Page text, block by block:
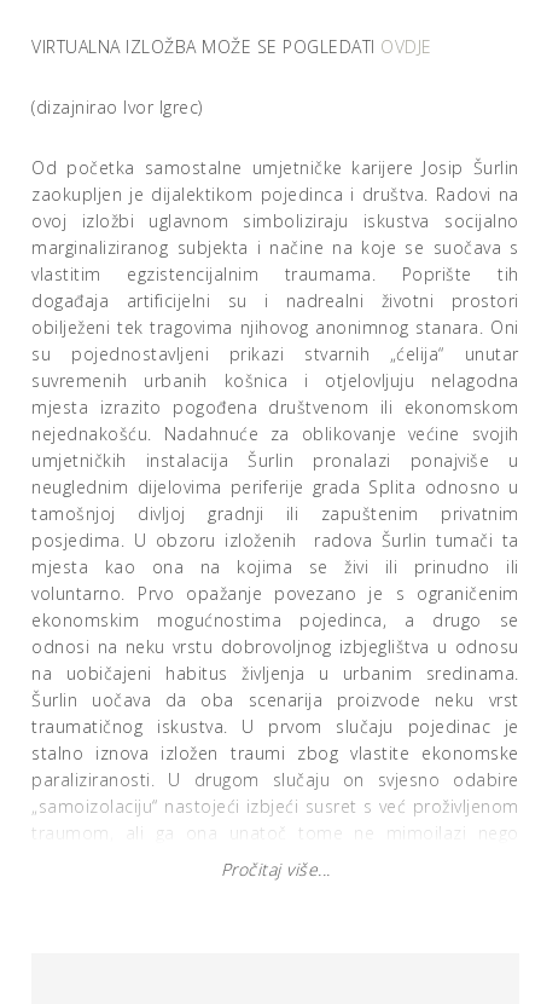
VIRTUALNA IZLOŽBA MOŽE SE POGLEDATI OVDJE
(dizajnirao Ivor Igrec)
Od početka samostalne umjetničke karijere Josip Šurlin
zaokupljen je dijalektikom pojedinca i društva. Radovi na
ovoj izložbi uglavnom simboliziraju iskustva socijalno
marginaliziranog subjekta i načine na koje se suočava s
vlastitim egzistencijalnim traumama. Poprište tih
događaja artificijelni su i nadrealni životni prostori
obilježeni tek tragovima njihovog anonimnog stanara. Oni
su pojednostavljeni prikazi stvarnih „ćelija“ unutar
suvremenih urbanih košnica i otjelovljuju nelagodna
mjesta izrazito pogođena društvenom ili ekonomskom
nejednakošću. Nadahnuće za oblikovanje većine svojih
umjetničkih instalacija Šurlin pronalazi ponajviše u
neuglednim dijelovima periferije grada Splita odnosno u
tamošnjoj divljoj gradnji ili zapuštenim privatnim
posjedima. U obzoru izloženih radova Šurlin tumači ta
mjesta kao ona na kojima se živi ili prinudno ili
voluntarno. Prvo opažanje povezano je s ograničenim
ekonomskim mogućnostima pojedinca, a drugo se
odnosi na neku vrstu dobrovoljnog izbjeglištva u odnosu
na uobičajeni habitus življenja u urbanim sredinama.
Šurlin uočava da oba scenarija proizvode neku vrst
traumatičnog iskustva. U prvom slučaju pojedinac je
stalno iznova izložen traumi zbog vlastite ekonomske
paraliziranosti. U drugom slučaju on svjesno odabire
„samoizolaciju“ nastojeći izbjeći susret s već proživljenom
traumom, ali ga ona unatoč tome ne mimoilazi nego
sustiže i postaje sastavnim dijelom njegovog životnog stila
upravo stoga što je njegov egzil zasnovan na
Pročitaj više...